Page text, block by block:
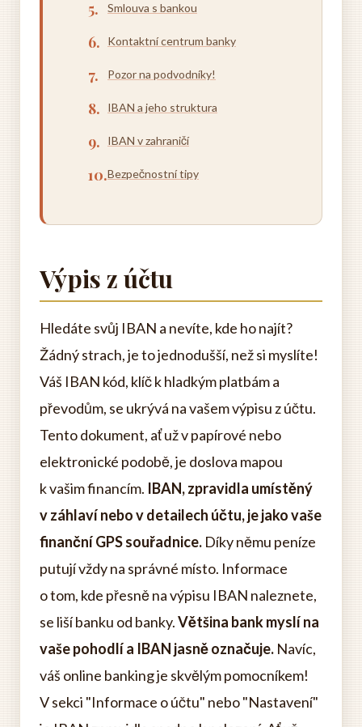
Smlouva s bankou
Kontaktní centrum banky
Pozor na podvodníky!
IBAN a jeho struktura
IBAN v zahraničí
Bezpečnostní tipy
Výpis z účtu
Hledáte svůj IBAN a nevíte, kde ho najít?
Žádný strach, je to jednodušší, než si myslíte!
Váš IBAN kód, klíč k hladkým platbám a
převodům, se ukrývá na vašem výpisu z účtu.
Tento dokument, ať už v papírové nebo
elektronické podobě, je doslova mapou
k vašim financím. IBAN, zpravidla umístěný
v záhlaví nebo v detailech účtu, je jako vaše
finanční GPS souřadnice. Díky němu peníze
putují vždy na správné místo. Informace
o tom, kde přesně na výpisu IBAN naleznete,
se liší banku od banky.Většina bank myslí na
vaše pohodlí a IBAN jasně označuje. Navíc,
váš online banking je skvělým pomocníkem!
V sekci "Informace o účtu" nebo "Nastavení"